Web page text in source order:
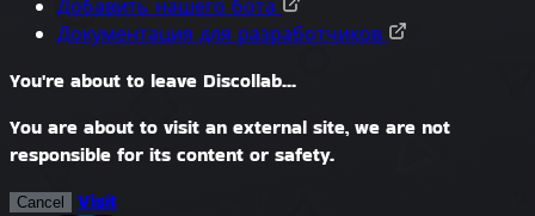
Добавить нашего бота
Документация для разработчиков
You're about to leave Discollab...
You are about to visit an external site, we are not
responsible for its content or safety.
Cancel Visit